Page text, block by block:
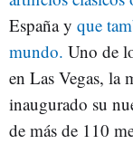
España y que
mundo. Uno de
en Las Vegas, la
inaugurado su
de más de 110